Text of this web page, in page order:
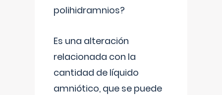
polihidramnios?
Es una alteración
relacionada con la
cantidad de líquido
amniótico, que se puede